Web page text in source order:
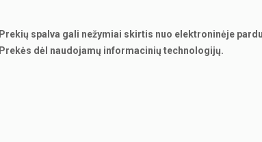
Prekių spalva gali nežymiai skirtis nuo elektroninėje
Prekės dėl naudojamų informacinių technologijų.